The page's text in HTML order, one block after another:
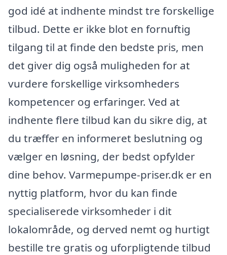
god idé at indhente mindst tre forskellige
tilbud. Dette er ikke blot en fornuftig
tilgang til at finde den bedste pris, men
det giver dig også muligheden for at
vurdere forskellige virksomheders
kompetencer og erfaringer. Ved at
indhente flere tilbud kan du sikre dig, at
du træffer en informeret beslutning og
vælger en løsning, der bedst opfylder
dine behov. Varmepumpe-priser.dk er en
nyttig platform, hvor du kan finde
specialiserede virksomheder i dit
lokalområde, og derved nemt og hurtigt
bestille tre gratis og uforpligtende tilbud